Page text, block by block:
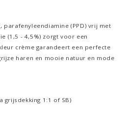
parafenyleendiamine (PPD) vrij met
(1,5 - 4,5%) zorgt voor een
crème garandeert een perfecte
haren en mooie natuur en mode
grijsdekking 1:1 of SB)